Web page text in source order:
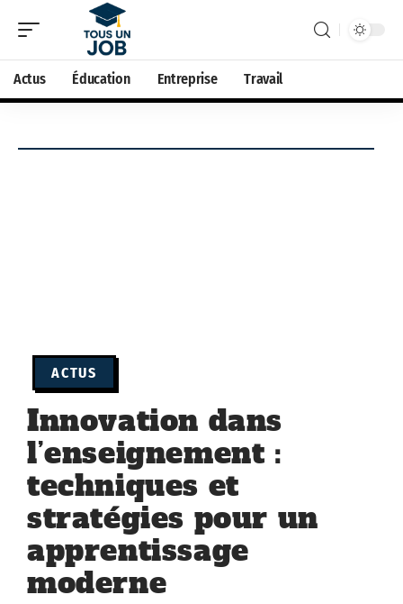
Actus Éducation Entreprise Travail
ACTUS
Innovation dans
l’enseignement :
techniques et
stratégies pour un
apprentissage
moderne